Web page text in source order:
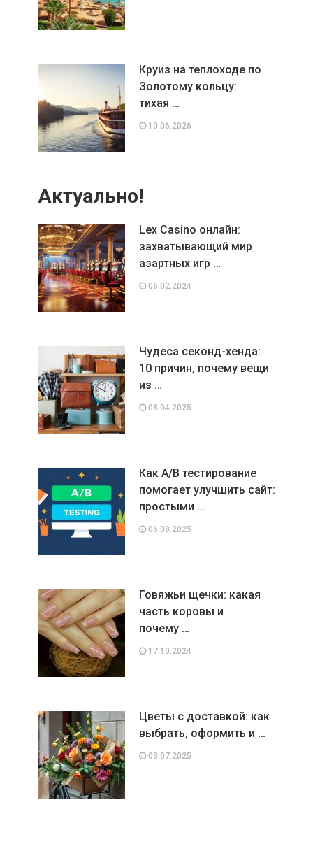
Круиз на теплоходе по
Золотому кольцу:
тихая …
10.06.2026
Актуально!
Lex Casino онлайн:
захватывающий мир
азартных игр …
06.02.2024
Чудеса секонд-хенда:
10 причин, почему вещи
из …
08.04.2025
Как A/B тестирование
помогает улучшить сайт:
простыми …
06.08.2025
Говяжьи щечки: какая
часть коровы и
почему …
17.10.2024
Цветы с доставкой: как
выбрать, оформить и …
03.07.2025